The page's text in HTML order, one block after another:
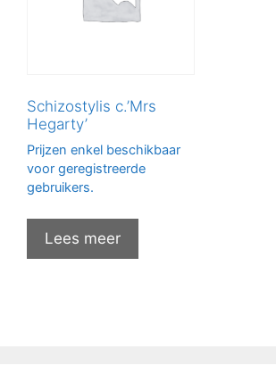
Schizostylis c.’Mrs
Hegarty’
Prijzen enkel beschikbaar
voor geregistreerde
gebruikers.
Lees meer